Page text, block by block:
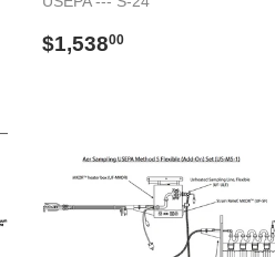
Precio
$1,53800$1,538.00